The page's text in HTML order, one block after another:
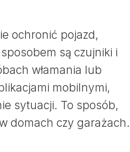
ochronić pojazd,
są czujniki i
włamania lub
mobilnymi,
sytuacji. To sposób,
domach czy garażach.